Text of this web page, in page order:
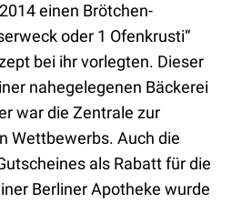
einen Brötchen-
oder 1 Ofenkrusti“
bei ihr vorlegten. Dieser
nahegelegenen Bäckerei
war die Zentrale zur
Wettbewerbs. Auch die
als Rabatt für die
Berliner Apotheke wurde